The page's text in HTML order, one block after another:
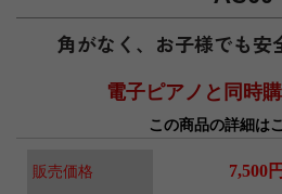
角がなく、お子様でも安
電子ピアノと同時
この商品の詳細は
販売価格 7,500